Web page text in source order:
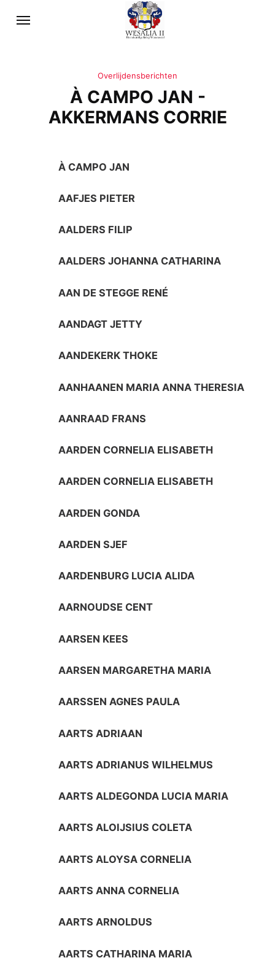
Overlijdensberichten
À CAMPO JAN -
AKKERMANS CORRIE
À CAMPO JAN
AAFJES PIETER
AALDERS FILIP
AALDERS JOHANNA CATHARINA
AAN DE STEGGE RENÉ
AANDAGT JETTY
AANDEKERK THOKE
AANHAANEN MARIA ANNA THERESIA
AANRAAD FRANS
AARDEN CORNELIA ELISABETH
AARDEN CORNELIA ELISABETH
AARDEN GONDA
AARDEN SJEF
AARDENBURG LUCIA ALIDA
AARNOUDSE CENT
AARSEN KEES
AARSEN MARGARETHA MARIA
AARSSEN AGNES PAULA
AARTS ADRIAAN
AARTS ADRIANUS WILHELMUS
AARTS ALDEGONDA LUCIA MARIA
AARTS ALOIJSIUS COLETA
AARTS ALOYSA CORNELIA
AARTS ANNA CORNELIA
AARTS ARNOLDUS
AARTS CATHARINA MARIA